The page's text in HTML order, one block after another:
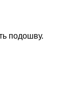
подошву.